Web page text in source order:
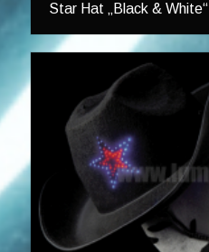
Star Hat „Black & White“